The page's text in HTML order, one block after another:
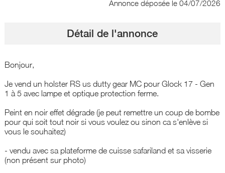
Annonce déposée le 04/07/2026
Détail de l'annonce
Bonjour,
Je vend un holster RS us dutty gear MC pour Glock 17 - Gen
1 à 5 avec lampe et optique protection ferme.
Peint en noir effet dégrade (je peut remettre un coup de bombe
pour qui soit tout noir si vous voulez ou sinon ca s'enlève si
vous le souhaitez)
- vendu avec sa plateforme de cuisse safariland et sa visserie
(non présent sur photo)